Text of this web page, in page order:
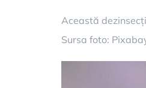
Această
Sursa foto: